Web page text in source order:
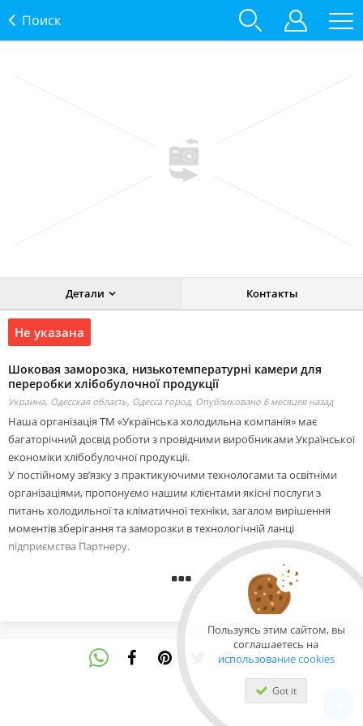
Пользуясь этим сайтом, вы
соглашаетесь на
использование cookies
Got it
Поиск
Детали Контакты
Не указана
Шоковая заморозка, низькотемпературні камери для
переробки хлібобулочної продукції
Украина, Одесская область, Одесса город, Опубликовано 6 месяцев назад
Наша організація ТМ «Українська холодильна компанія» має
багаторічний досвід роботи з провідними виробниками Української
економіки хлібобулочної продукції.
У постійному зв’язку з практикуючими технологами та освітніми
організаціями, пропонуємо нашим клієнтами якісні послуги з
питань холодильної та кліматичної техніки, загалом вирішення
моментів зберігання та заморозки в технологічній ланці
підприємства Партнеру.
-аналіз технологічних навантажень
-правильний підбір технічного завдання для інженерів,підрядників.
-аналіз ціни майбутніх витрат для обслуговування і використання